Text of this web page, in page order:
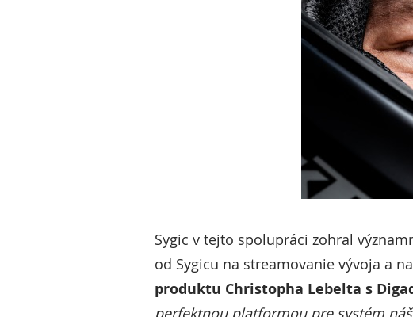
Sygic v tejto spolupráci zohral
od Sygicu na streamovanie vývoja a
produktu Christopha Lebelta s
perfektnou platformou pre systém